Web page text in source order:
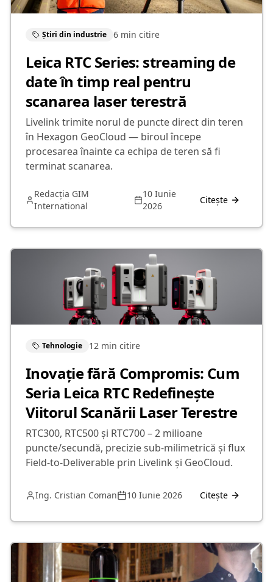
Știri din industrie 6 min citire
Leica RTC Series: streaming de
date în timp real pentru
scanarea laser terestră
Livelink trimite norul de puncte direct din teren
în Hexagon GeoCloud — biroul începe
procesarea înainte ca echipa de teren să fi
terminat scanarea.
Redacția GIM
International
10 Iunie
2026
Citește
Tehnologie 12 min citire
Inovație fără Compromis: Cum
Seria Leica RTC Redefinește
Viitorul Scanării Laser Terestre
RTC300, RTC500 și RTC700 – 2 milioane
puncte/secundă, precizie sub-milimetrică și flux
Field-to-Deliverable prin Livelink și GeoCloud.
Ing. Cristian Coman 10 Iunie 2026 Citește